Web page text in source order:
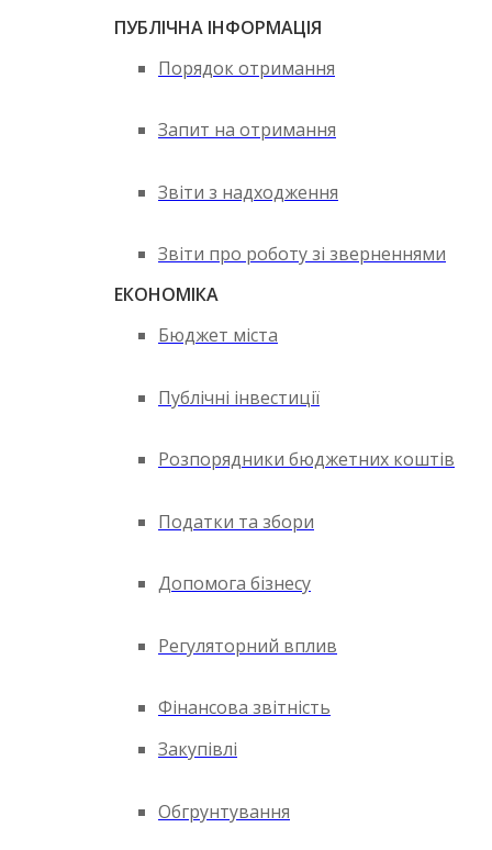
ПУБЛІЧНА ІНФОРМАЦІЯ
Порядок отримання
Запит на отримання
Звіти з надходження
Звіти про роботу зі зверненнями
ЕКОНОМІКА
Бюджет міста
Публічні інвестиції
Розпорядники бюджетних коштів
Податки та збори
Допомога бізнесу
Регуляторний вплив
Фінансова звітність
Закупівлі
Обгрунтування